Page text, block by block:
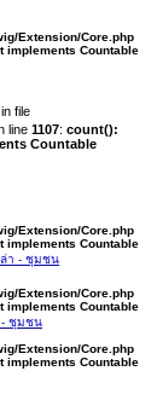
Extension/Core.php
implements Countable
in file
line 1107: count():
Countable
Extension/Core.php
implements Countable
ล่า - ชุมชน
Extension/Core.php
implements Countable
- ชุมชน
Extension/Core.php
implements Countable